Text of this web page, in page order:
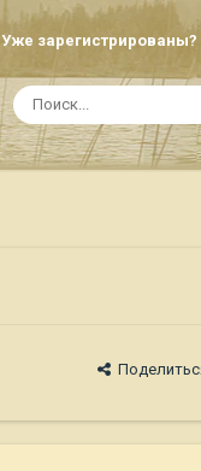
Уже зарегистрированы?